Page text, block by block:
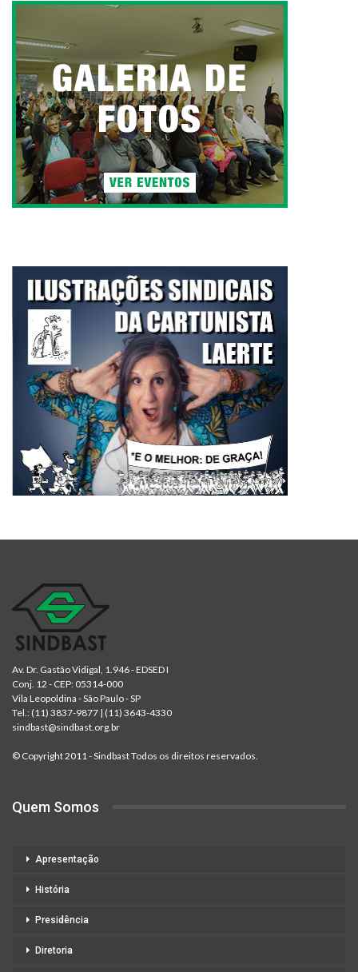
Av. Dr. Gastão Vidigal, 1.946 - EDSED I
Conj. 12 - CEP: 05314-000
Vila Leopoldina - São Paulo - SP
Tel.: (11) 3837-9877 | (11) 3643-4330
sindbast@sindbast.org.br
© Copyright 2011 - Sindbast Todos os direitos reservados.
Quem Somos
Apresentação
História
Presidência
Diretoria